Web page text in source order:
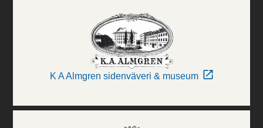
K A Almgren sidenväveri & museum